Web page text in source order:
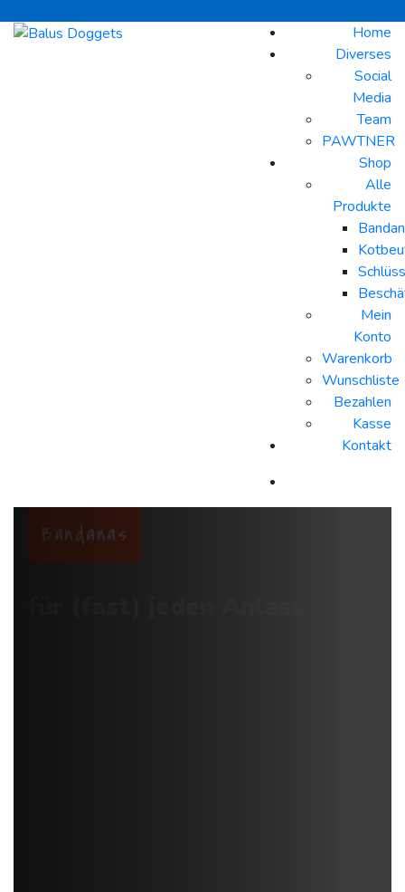
Home
Diverses
Social
Media
Team
PAWTNER
Shop
Alle
Produkte
Mein
Konto
Warenkorb
Wunschliste
Bezahlen
Kasse
Kontakt
Bandanas